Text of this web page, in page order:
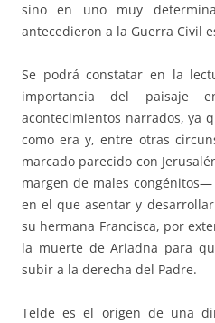
sino en uno muy
antecedieron a la Guerra Civil
Se podrá constatar en la
importancia del paisaje
acontecimientos narrados, ya
como era y, entre otras
marcado parecido con
margen de males
en el que asentar y
su hermana Francisca, por
la muerte de Ariadna para
subir a la derecha del Padre.
Telde es el origen de una